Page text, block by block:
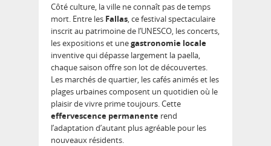
Côté culture, la ville ne connaît pas de temps
mort. Entre les Fallas, ce festival spectaculaire
inscrit au patrimoine de l’UNESCO, les concerts,
les expositions et unegastronomie locale
inventive qui dépasse largement la paella,
chaque saison offre son lot de découvertes.
Les marchés de quartier, les cafés animés et les
plages urbaines composent un quotidien où le
plaisir de vivre prime toujours. Cette
effervescence permanente rend
l’adaptation d’autant plus agréable pour les
nouveaux résidents.